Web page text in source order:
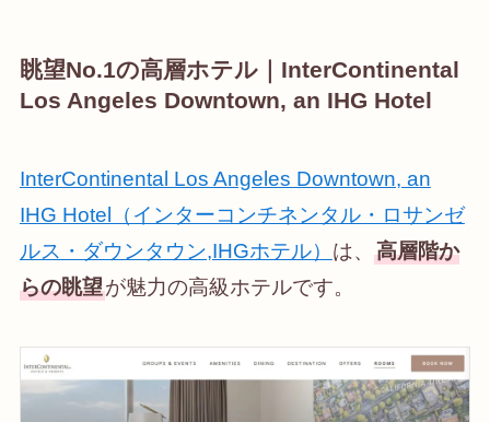
眺望No.1の高層ホテル｜InterContinental
Los Angeles Downtown, an IHG Hotel
InterContinental Los Angeles Downtown, an
IHG Hotel（インターコンチネンタル・ロサンゼ
ルス・ダウンタウン,IHGホテル） は、 高層階か
らの眺望が魅力の高級ホテルです。